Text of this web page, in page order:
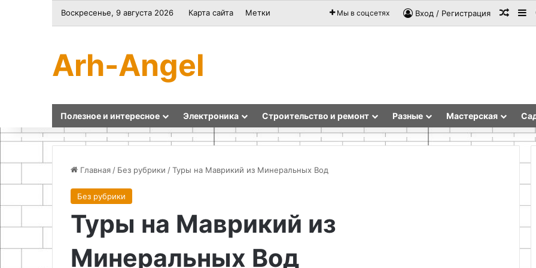
Воскресенье, 9 августа 2026 Карта сайта Метки Мы в соцсетях Вход / Регистрация
Arh-Angel
Полезное и интересное Электроника Строительство и ремонт Разные Мастерская
Главная / Без рубрики /Туры на Маврикий из Минеральных Вод
Без рубрики
Туры на Маврикий из
Минеральных Вод
сделать
складной
из